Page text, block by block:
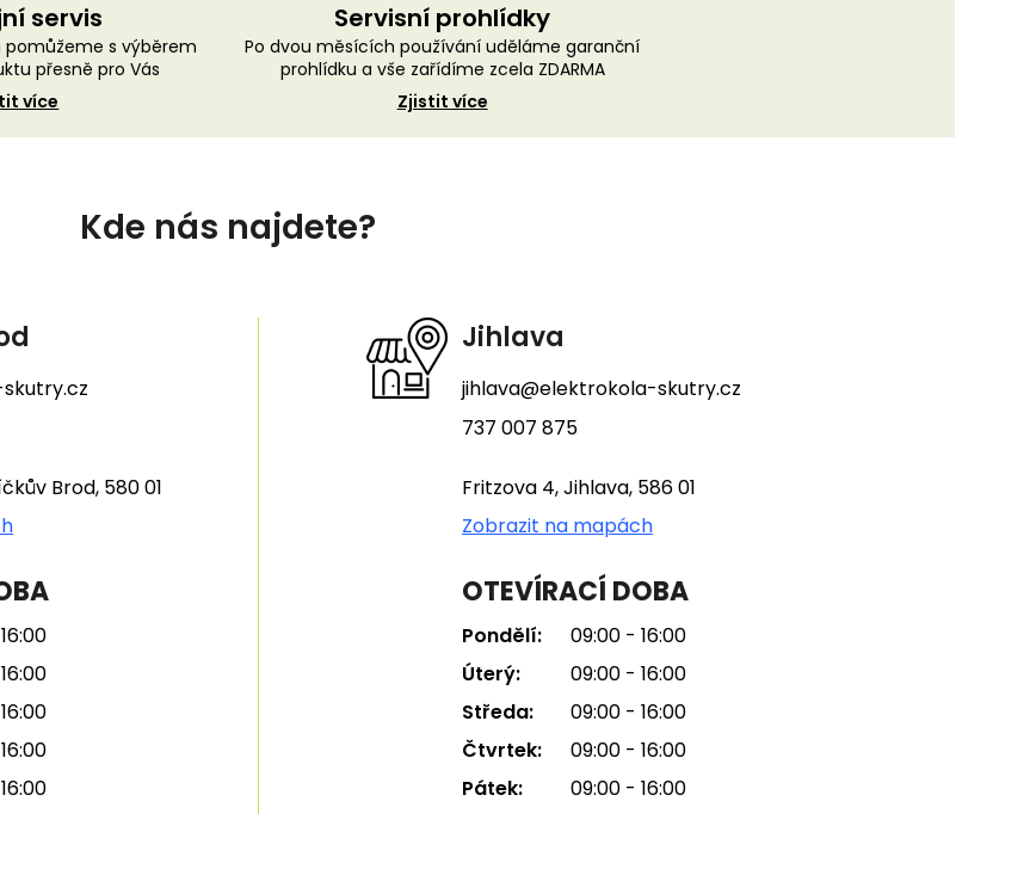
servis
pomůžeme s výběrem
přesně pro Vás
více
Servisní prohlídky
Po dvou měsících používání uděláme garanční
prohlídku a vše zařídíme zcela ZDARMA
Zjistit více
Kde nás najdete?
Brod, 580 01
Jihlava
jihlava@elektrokola-skutry.cz
737 007 875
Fritzova 4, Jihlava, 586 01
Zobrazit na mapách
OTEVÍRACÍ DOBA
Pondělí:
09:00 - 16:00
Úterý:
09:00 - 16:00
Středa:
09:00 - 16:00
Čtvrtek:
09:00 - 16:00
Pátek:
09:00 - 16:00